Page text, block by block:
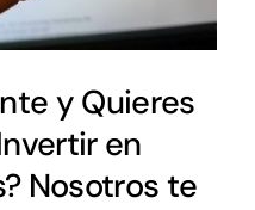
y Quieres
en
Nosotros te